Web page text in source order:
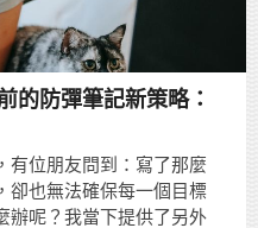
的防彈筆記新策略：
有位朋友問到：寫了那麼
卻也無法確保每一個目標
辦呢？我當下提供了另外